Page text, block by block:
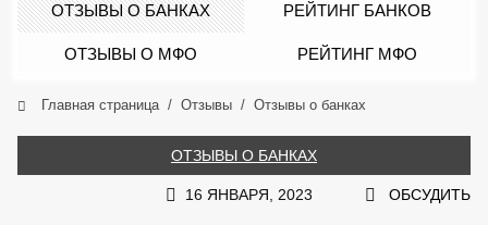
ОТЗЫВЫ О БАНКАХ РЕЙТИНГ БАНКОВ
ОТЗЫВЫ О МФО РЕЙТИНГ МФО
Главная страница Отзывы Отзывы о банках
ОТЗЫВЫ О БАНКАХ
16 ЯНВАРЯ, 2023 ОБСУДИТЬ